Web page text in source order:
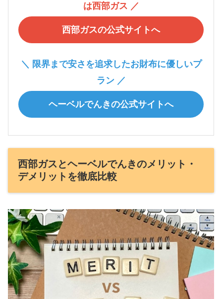
は西部ガス ／
西部ガスの公式サイトへ
＼ 限界まで安さを追求したお財布に優しいプ
ラン ／
ヘーベルでんきの公式サイトへ
西部ガスとヘーベルでんきのメリット・
デメリットを徹底比較